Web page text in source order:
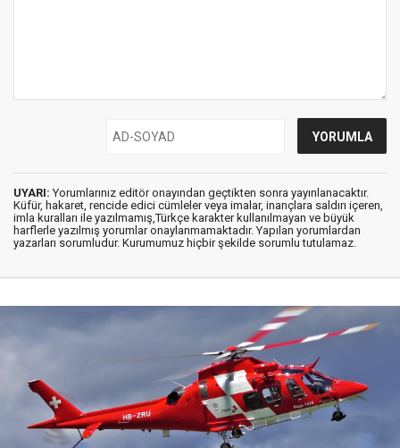
UYARI: Yorumlarınız editör onayından geçtikten sonra yayınlanacaktır.
Küfür, hakaret, rencide edici cümleler veya imalar, inançlara saldırı içeren,
imla kuralları ile yazılmamış,Türkçe karakter kullanılmayan ve büyük
harflerle yazılmış yorumlar onaylanmamaktadır. Yapılan yorumlardan
yazarları sorumludur. Kurumumuz hiçbir şekilde sorumlu tutulamaz.